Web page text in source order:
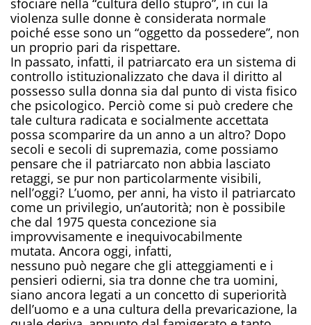
violenza sulle donne è considerata normale
poiché esse sono un “oggetto da possedere”, non
un proprio pari da rispettare.
In passato, infatti, il patriarcato era un sistema di
controllo istituzionalizzato che dava il diritto al
possesso sulla donna sia dal punto di vista fisico
che psicologico. Perciò come si può credere che
tale cultura radicata e socialmente accettata
possa scomparire da un anno a un altro? Dopo
secoli e secoli di supremazia, come possiamo
pensare che il patriarcato non abbia lasciato
retaggi, se pur non particolarmente visibili,
nell’oggi? L’uomo, per anni, ha visto il patriarcato
come un privilegio, un’autorità; non è possibile
che dal 1975 questa concezione sia
improvvisamente e inequivocabilmente
mutata. Ancora oggi, infatti,
nessuno può negare che gli atteggiamenti e i
pensieri odierni, sia tra donne che tra uomini,
siano ancora legati a un concetto di superiorità
dell’uomo e a una cultura della prevaricazione, la